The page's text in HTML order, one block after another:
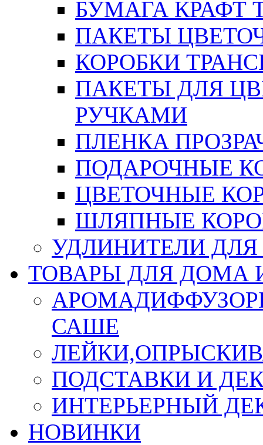
БУМАГА КРАФТ
ПАКЕТЫ
КОРОБКИ
ПАКЕТЫ ДЛЯ
РУЧКАМИ
ПЛЕНКА
ПОДАРОЧНЫЕ
ЦВЕТОЧНЫЕ
ШЛЯПНЫЕ
УДЛИНИТЕЛИ
ТОВАРЫ ДЛЯ ДОМА
САШЕ
ПОДСТАВКИ И
ИНТЕРЬЕРНЫЙ
НОВИНКИ